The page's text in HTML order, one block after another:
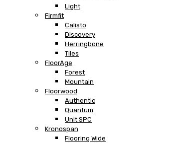
Light
Firmfit
Calisto
Discovery
Herringbone
Tiles
FloorAge
Forest
Mountain
Floorwood
Authentic
Quantum
Unit SPC
Kronospan
Flooring Wide